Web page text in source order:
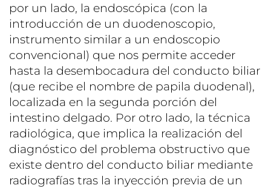
por un lado, la endoscópica (con la
introducción de un duodenoscopio,
instrumento similar a un endoscopio
convencional) que nos permite acceder
hasta la desembocadura del conducto biliar
(que recibe el nombre de papila duodenal),
localizada en la segunda porción del
intestino delgado. Por otro lado, la técnica
radiológica, que implica la realización del
diagnóstico del problema obstructivo que
existe dentro del conducto biliar mediante
radiografías tras la inyección previa de un